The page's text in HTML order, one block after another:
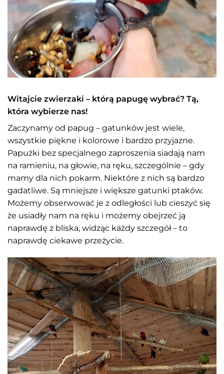
Witajcie zwierzaki – którą papugę wybrać? Tą,
która wybierze nas!
Zaczynamy od papug – gatunków jest wiele,
wszystkie piękne i kolorowe i bardzo przyjazne.
Papużki bez specjalnego zaproszenia siadają nam
na ramieniu, na głowie, na ręku, szczególnie – gdy
mamy dla nich pokarm. Niektóre z nich są bardzo
gadatliwe. Są mniejsze i większe gatunki ptaków.
Możemy obserwować je z odległości lub cieszyć się
że usiadły nam na ręku i możemy obejrzeć ją
naprawdę z bliska, widząc każdy szczegół – to
naprawdę ciekawe przeżycie.